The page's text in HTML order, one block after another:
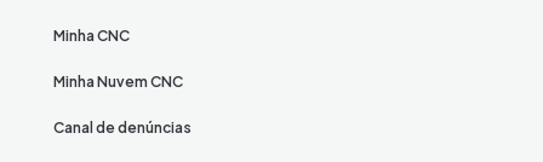
Minha CNC
Minha Nuvem CNC
Canal de denúncias